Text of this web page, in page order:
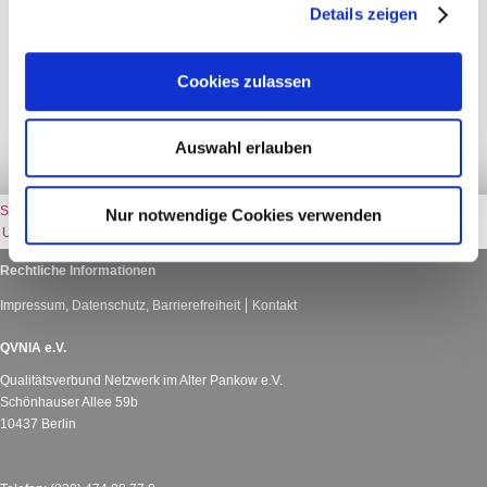
Details zeigen
Cookies zulassen
Auswahl erlauben
Nur notwendige Cookies verwenden
Ergebnissen des Projektes.
QVNIA Startseite Wir über uns
Projekte und Förderungen
UAK 2019
Rechtliche Informationen
Impressum, Datenschutz, Barrierefreiheit Kontakt
QVNIA e.V.
Qualitätsverbund Netzwerk im Alter Pankow e.V.
Schönhauser Allee 59b
10437 Berlin